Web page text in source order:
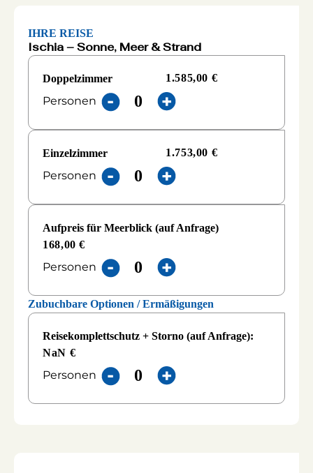
IHRE REISE
Ischia – Sonne, Meer & Strand
Doppelzimmer 1.585,00 €
Personen
Einzelzimmer 1.753,00 €
Personen
Aufpreis für Meerblick (auf Anfrage)
168,00 €
Personen
Zubuchbare Optionen / Ermäßigungen
Reisekomplettschutz + Storno (auf Anfrage):
NaN €
Personen - +